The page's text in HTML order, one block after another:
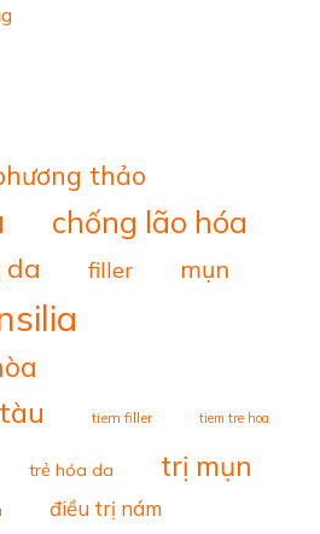
thảo
chống lão hóa
da filler mụn
tiem filler tiem tre hoa
trẻ hóa da trị mụn
điều trị nám